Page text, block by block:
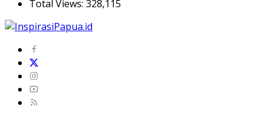
Total Views: 328,115